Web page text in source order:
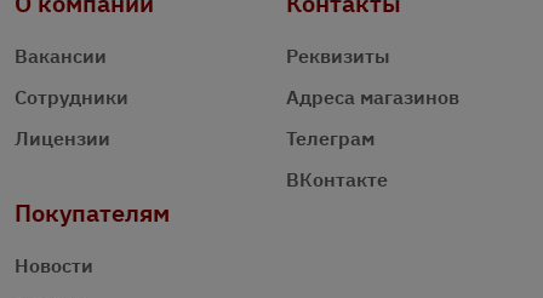
Вакансии
Сотрудники
Лицензии
Реквизиты
Адреса магазинов
Телеграм
ВКонтакте
Покупателям
Новости